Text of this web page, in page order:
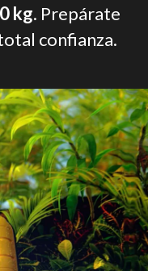
kg. Prepárate
confianza.